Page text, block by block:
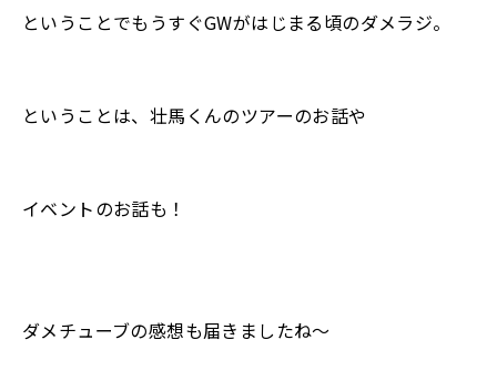
ということでもうすぐGWがはじまる頃のダメラジ。
ということは、壮馬くんのツアーのお話や
イベントのお話も！
ダメチューブの感想も届きましたね〜